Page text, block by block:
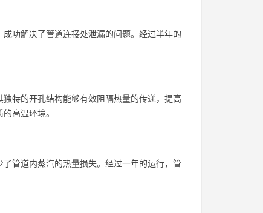
功解决了管道连接处泄漏的问题。经过半年的
特的开孔结构能够有效阻隔热量的传递，提高
高温环境。
管道内蒸汽的热量损失。经过一年的运行，管